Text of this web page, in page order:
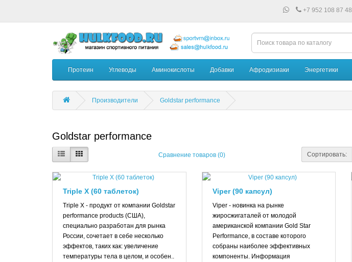
+7 952 108 87 48
Протеин Углеводы Аминокислоты Добавки Афродизиаки Энергетики
Производители Goldstar performance
Goldstar performance
Сравнение товаров (0) Сортировать:
Triple X (60 таблеток)
Triple X - продукт от компании Goldstar
performance products (США),
специально разработан для рынка
России, сочетает в себе несколько
эффектов, таких как: увеличение
температуры тела в целом, и особен..
Viper (90 капсул)
Viper - новинка на рынке
жиросжигаталей от молодой
американской компании Gold Star
Performance, в составе которого
собраны наиболее эффективных
компоненты. Информация